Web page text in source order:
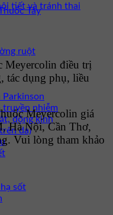
tiết và tránh thai
ruột
Parkinson
truyền nhiễm
động kinh
da)
sốt
Tây
Meyercolin điều trị
tác dụng phụ, liều
Meyercolin giá
Hà Nội, Cần Thơ,
Vui lòng tham khảo